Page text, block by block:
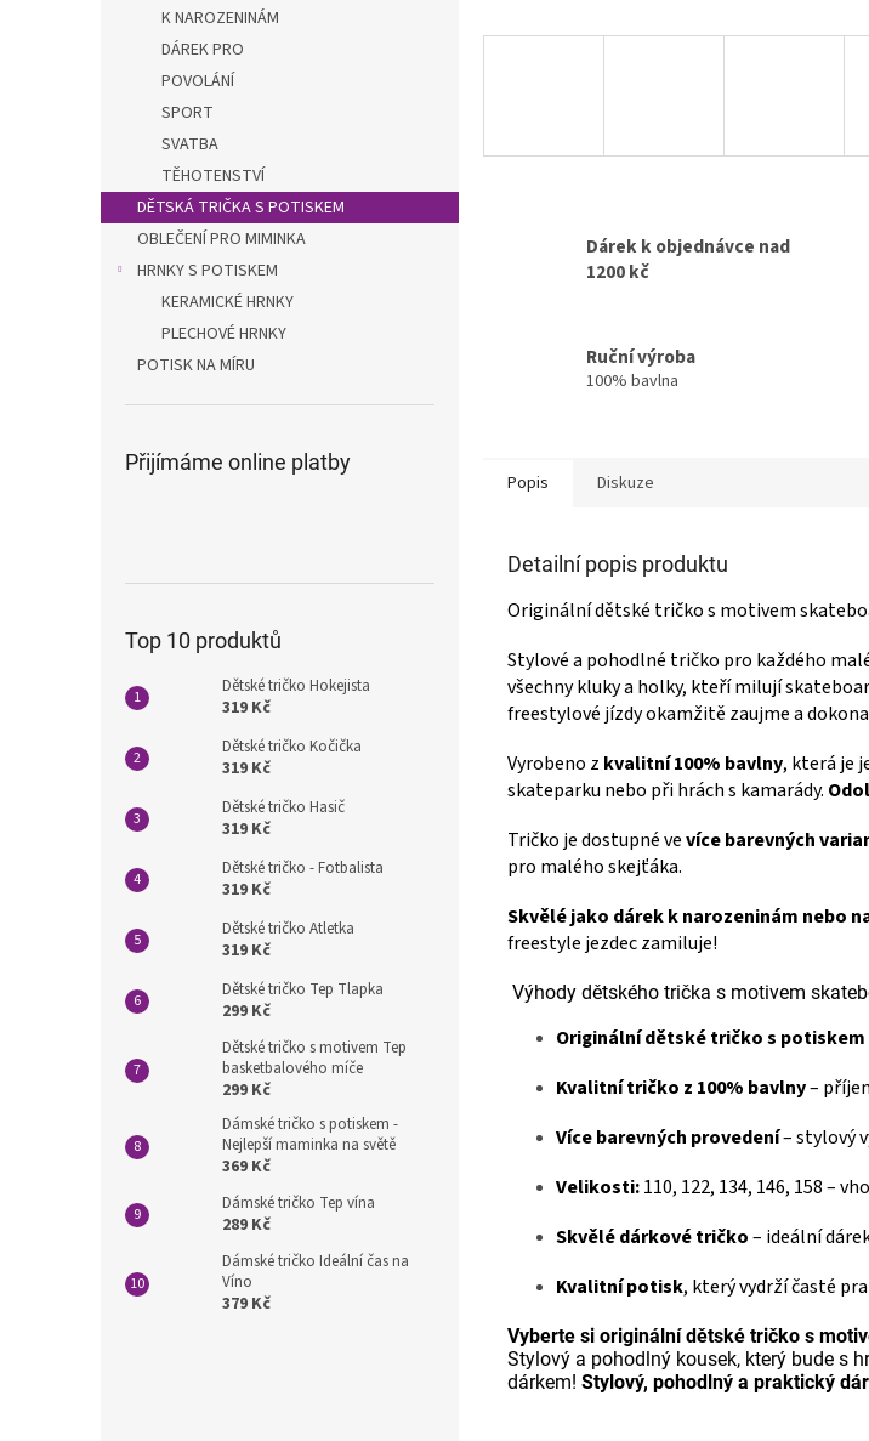
K NAROZENINÁM
DÁREK PRO
POVOLÁNÍ
SPORT
SVATBA
TĚHOTENSTVÍ
DĚTSKÁ TRIČKA S POTISKEM
OBLEČENÍ PRO MIMINKA
HRNKY S POTISKEM
KERAMICKÉ HRNKY
PLECHOVÉ HRNKY
POTISK NA MÍRU
Přijímáme online platby
Top 10 produktů
Dětské tričko Hokejista
319 Kč
Dětské tričko Kočička
319 Kč
Dětské tričko Hasič
319 Kč
Dětské tričko - Fotbalista
319 Kč
Dětské tričko Atletka
319 Kč
Dětské tričko Tep Tlapka
299 Kč
Dětské tričko s motivem Tep
basketbalového míče
299 Kč
Dámské tričko s potiskem -
Nejlepší maminka na světě
369 Kč
Dámské tričko Tep vína
289 Kč
Dámské tričko Ideální čas na
Víno
379 Kč
Dárek k objednávce nad
1200 kč
Ruční výroba
100% bavlna
Popis Diskuze
Detailní popis produktu
Originální dětské tričko s motivem
Stylové a pohodlné tričko pro každého
všechny kluky a holky, kteří milují
freestylové jízdy okamžitě zaujme a
Vyrobeno z kvalitní 100% bavlny, která je
skateparku nebo při hrách s kamarády.
Tričko je dostupné vevíce barevných
pro malého skejťáka.
Skvělé jako dárek k narozeninám nebo
freestyle jezdec zamiluje!
Výhody dětského trička s motivem
Originální dětské tričko s
Kvalitní tričko z 100% bavlny–
Více barevných provedení– stylový
Velikosti:110, 122, 134, 146, 158 –
Skvělé dárkové tričko– ideální
Kvalitní potisk, který vydrží časté
Vyberte si originální dětské tričko s
Stylový a pohodlný kousek, který bude s
dárkem! Stylový, pohodlný a praktický